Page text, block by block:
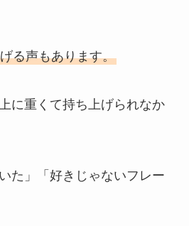
る声もあります。
に重くて持ち上げられなか
た」「好きじゃないフレー